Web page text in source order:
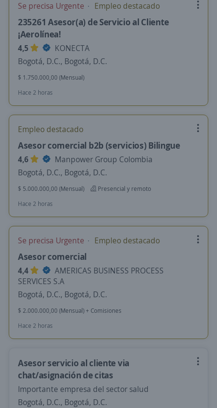
Se precisa Urgente Empleo destacado
235261 Asesor(a) de Servicio al Cliente
¡Aerolínea!
4,5
KONECTA
Bogotá, D.C., Bogotá, D.C.
$ 1.750.000,00 (Mensual)
Hace 2 horas
Empleo destacado
Asesor comercial b2b (servicios) Bilingue
4,6
Manpower Group Colombia
Bogotá, D.C., Bogotá, D.C.
$ 5.000.000,00 (Mensual)
Presencial y remoto
Hace 2 horas
Se precisa Urgente Empleo destacado
Asesor comercial
4,4
AMERICAS BUSINESS PROCESS
SERVICES S.A
Bogotá, D.C., Bogotá, D.C.
$ 2.000.000,00 (Mensual) + Comisiones
Hace 2 horas
Asesor servicio al cliente via
chat/asignación de citas
Importante empresa del sector salud
Bogotá, D.C., Bogotá, D.C.